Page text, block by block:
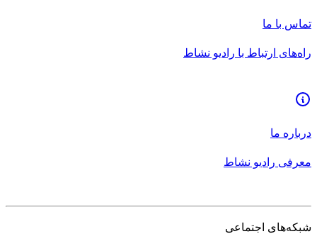
تماس با ما
راه‌های ارتباط با رادیو نشاط
درباره ما
معرفی رادیو نشاط
شبکه‌های اجتماعی